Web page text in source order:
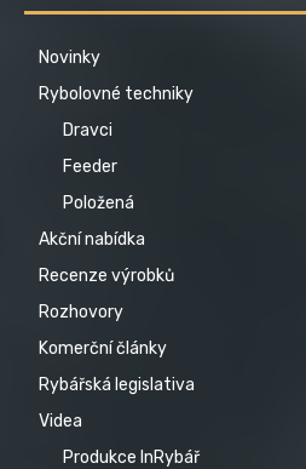
Novinky
Rybolovné techniky
Dravci
Feeder
Položená
Akční nabídka
Recenze výrobků
Rozhovory
Komerční články
Rybářská legislativa
Videa
Produkce InRybář